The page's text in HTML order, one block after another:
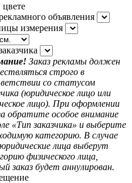
объявления
измерения
Заказ рекламы должен
строго в
со статусом
(юридическое лицо или
лицо). При оформлении
обратите особое внимание
«Тип заказчика» и выберите
категорию. В случае
лица выберут
физического лица,
заказ будет аннулирован.